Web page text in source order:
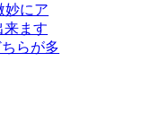
妙にア
来ます
らが多